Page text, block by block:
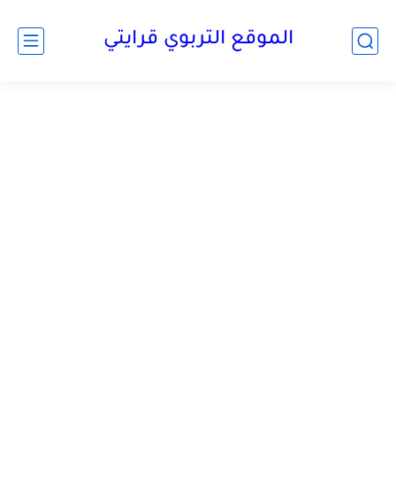
الموقع التربوي قرايتي